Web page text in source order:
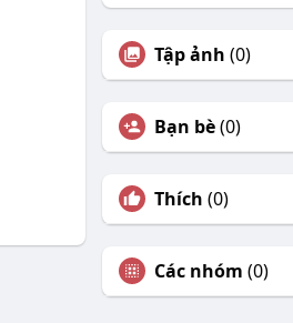
Tập ảnh (0)
Bạn bè(0)
Thích (0)
Các nhóm (0)